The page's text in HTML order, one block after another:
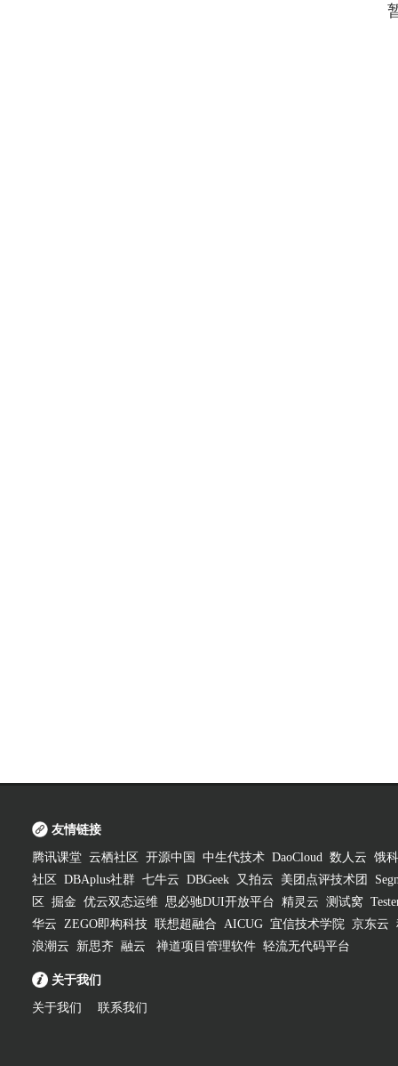
友情链接
腾讯课堂 云栖社区 开源中国 中生代技术 DaoCloud 数人云 饿
社区
DBAplus社群 七牛云 DBGeek 又拍云 美团点评技术团
区
掘金 优云双态运维 思必驰DUI开放平台 精灵云 测试窝
华云 ZEGO即构科技 联想超融合 AICUG 宜信技术学院 京东云
浪潮云
新思齐 融云 禅道项目管理软件 轻流无代码平台
关于我们
关于我们 联系我们